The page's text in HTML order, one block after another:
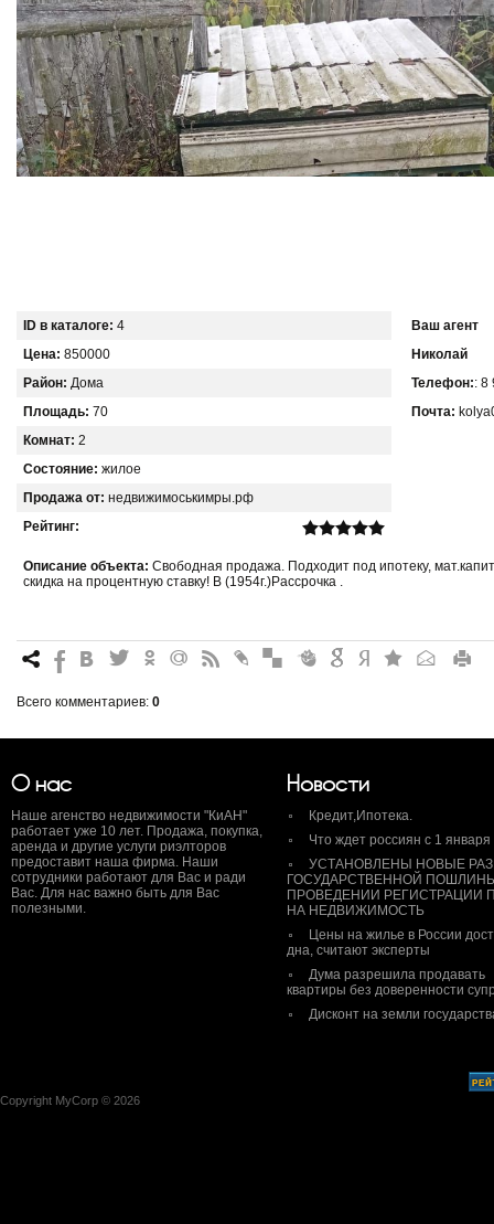
ID в каталоге: 4
Цена: 850000
Район: Дома
Площадь: 70
Комнат: 2
Состояние: жилое
Продажа от: недвижимоськимры.рф
Рейтинг:
Ваш агент
Николай
Телефон:: 8
Почта:
Описание объекта: Свободная продажа. Подходит под ипотеку,
скидка на процентную ставку! В (1954г.)Рассрочка .
7 % 4 3 . + 0 * # " & 6 Q P R
Всего комментариев: 0
О нас
Наше агенство недвижимости "КиАН"
работает уже 10 лет. Продажа, покупка,
аренда и другие услуги риэлторов
предоставит наша фирма. Наши
сотрудники работают для Вас и ради
Вас. Для нас важно быть для Вас
полезными.
Новости
Кредит,Ипотека.
Что ждет россиян с 1
УСТАНОВЛЕНЫ НОВЫЕ
ГОСУДАРСТВЕННОЙ
ПРОВЕДЕНИИ РЕГИСТРАЦИИ
НА НЕДВИЖИМОСТЬ
Цены на жилье в России
дна, считают эксперты
Дума разрешила продавать
квартиры без доверенности
Дисконт на земли
Copyright MyCorp © 2026